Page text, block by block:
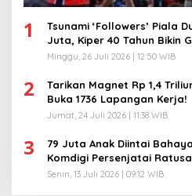
1
Tsunami ‘Followers’ Piala
Juta, Kiper 40 Tahun Bikin
Minggu, 26 Juli 2026 | 12:50 WIB
2
Tarikan Magnet Rp 1,4
Buka 1736 Lapangan Kerja!
Jumat, 24 Juli 2026 | 11:38 WIB
3
79 Juta Anak Diintai
Komdigi Persenjatai
Senin, 13 Juli 2026 | 09:12 WIB